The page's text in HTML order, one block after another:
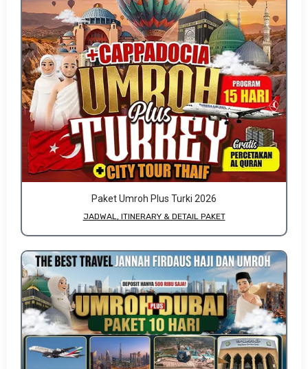
Paket Umroh Plus Turki 2026
JADWAL, ITINERARY & DETAIL PAKET